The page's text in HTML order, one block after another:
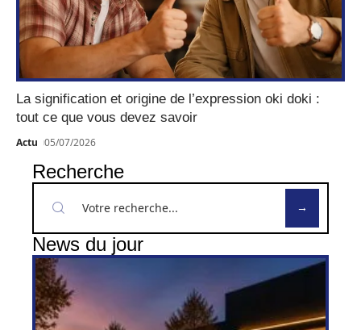
La signification et origine de l’expression oki doki :
tout ce que vous devez savoir
Actu 05/07/2026
Recherche
News du jour